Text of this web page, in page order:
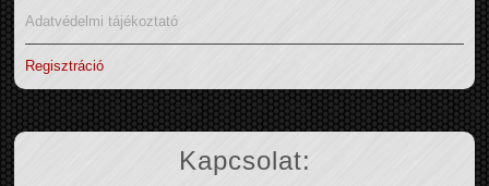
Adatvédelmi tájékoztató
Regisztráció
Kapcsolat: